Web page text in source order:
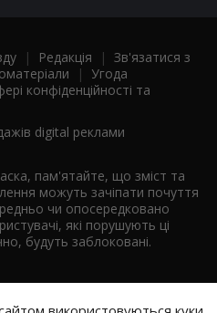
| Редакція | Зв'язатися з
| Угода
конфіденційності та
digital реклами
пам'ятайте, що зміст та
можуть зачіпати почуття
чи опосередковано
які порушують ці
будуть заблоковані.